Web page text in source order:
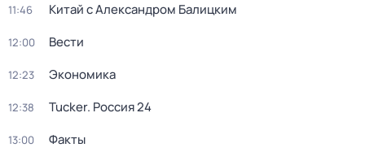
11:46 Китай с Александром Балицким
12:00 Вести
12:23 Экономика
12:38 Tucker. Россия 24
13:00 Факты